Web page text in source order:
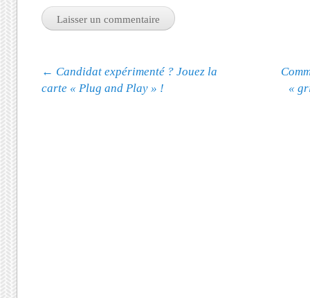
Navigation des articles
← Candidat expérimenté ? Jouez la
carte « Plug and Play » !
«